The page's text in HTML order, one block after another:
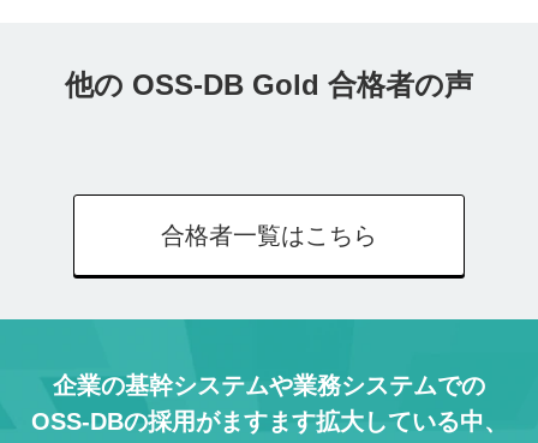
他の OSS-DB Gold 合格者の声
合格者一覧はこちら
企業の基幹システムや業務システムでの
OSS-DBの採用がますます拡大している中、